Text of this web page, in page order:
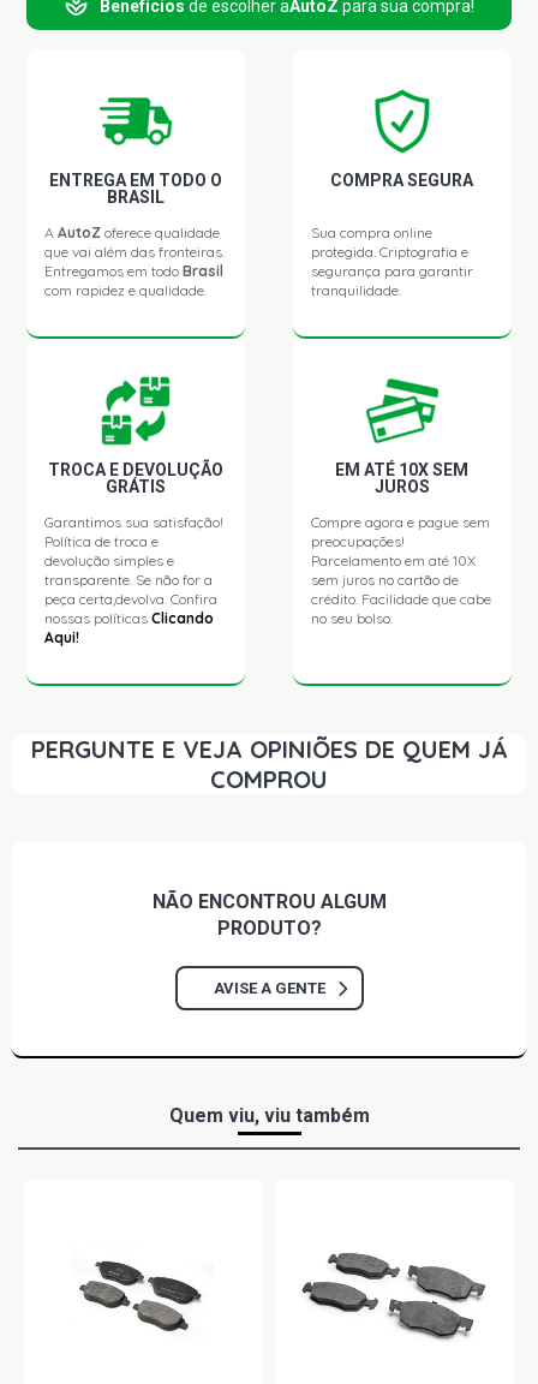
TWINGO EASY HATCH 1.2 8V GASOLINA (1995 - 2000)
Benefícios de escolher aAutoZ para sua compra!
ENTREGA EM TODO O
BRASIL
AAutoZ oferece qualidade
que vai além das fronteiras.
Entregamos em todoBrasil
com rapidez e qualidade.
COMPRA SEGURA
Sua compra online
protegida. Criptografia e
segurança para garantir
tranquilidade.
TROCA E DEVOLUÇÃO
GRÁTIS
Garantimos sua satisfação!
Política de troca e
devolução simples e
transparente. Se não for a
peça certa,devolva. Confira
nossas políticasClicando
Aqui!
EM ATÉ 10X SEM
JUROS
Compre agora e pague sem
preocupações!
Parcelamento em até 10X
sem juros no cartão de
crédito. Facilidade que cabe
no seu bolso.
PERGUNTE E VEJA OPINIÕES DE QUEM JÁ
COMPROU
NÃO ENCONTROU ALGUM
PRODUTO?
AVISE A GENTE
Quem viu, viu também